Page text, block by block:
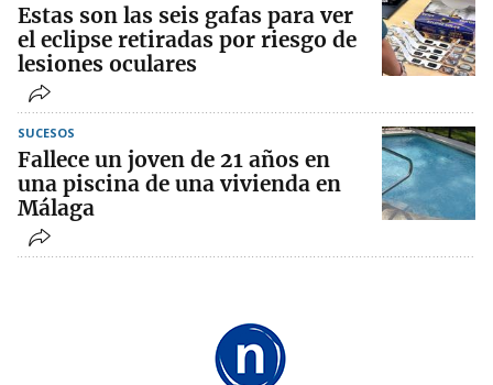
Estas son las seis gafas para ver
el eclipse retiradas por riesgo de
lesiones oculares
SUCESOS
Fallece un joven de 21 años en
una piscina de una vivienda en
Málaga